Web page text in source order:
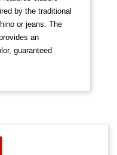
by the traditional
or jeans. The
an
guaranteed